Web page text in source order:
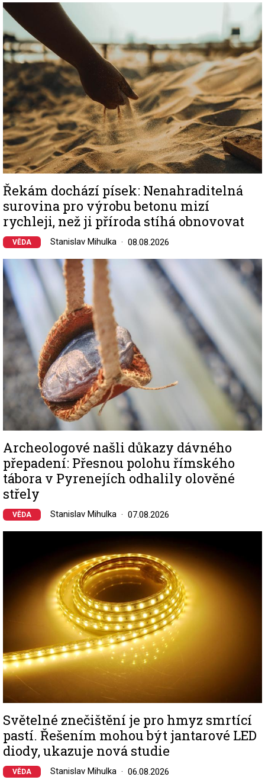
Image
Řekám dochází písek: Nenahraditelná
surovina pro výrobu betonu mizí
rychleji, než ji příroda stíhá obnovovat
VĚDA Stanislav Mihulka 08.08.2026
Image
Archeologové našli důkazy dávného
přepadení: Přesnou polohu římského
tábora v Pyrenejích odhalily olověné
střely
VĚDA Stanislav Mihulka 07.08.2026
Světelné znečištění je pro hmyz smrtící
pastí. Řešením mohou být jantarové LED
diody, ukazuje nová studie
VĚDA Stanislav Mihulka 06.08.2026